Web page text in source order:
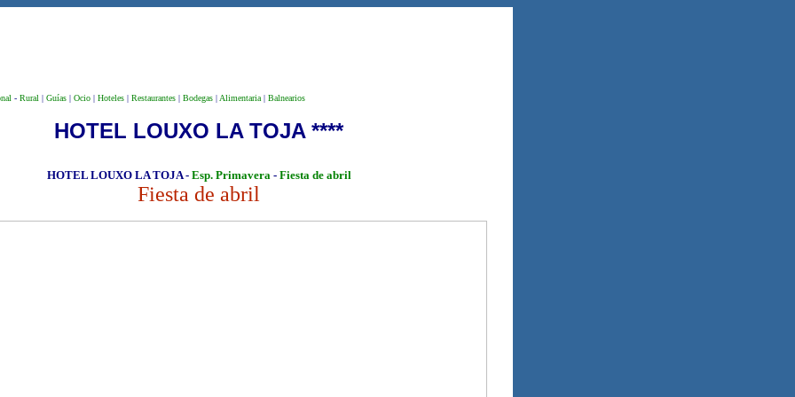
- Rural | Guías | Ocio | Hoteles | Restaurantes | Bodegas | Alimentaria | Balnearios
HOTEL LOUXO LA TOJA ****
HOTEL LOUXO LA TOJA- Esp. Primavera- Fiesta de abril
Fiesta de abril